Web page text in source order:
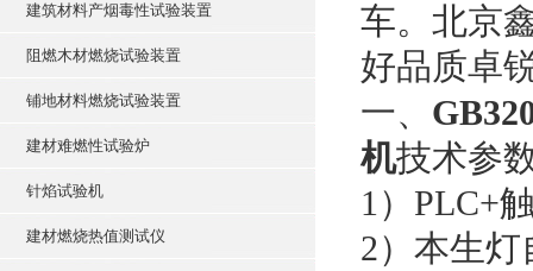
建筑材料产烟毒性试验装置
阻燃木材燃烧试验装置
铺地材料燃烧试验装置
建材难燃性试验炉
针焰试验机
建材燃烧热值测试仪
车。北京
好品质卓
一、
机技术参
1）PLC+
2）本生